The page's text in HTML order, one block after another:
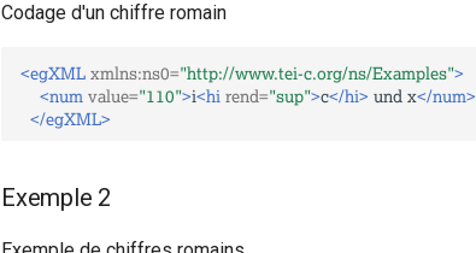
Codage d'un chiffre romain
<egXML xmlns:ns0="http://www.tei-c.org/ns/Examples">
<num value="110">i<hi rend="sup">c</hi> und x</num>
</egXML>
Exemple 2